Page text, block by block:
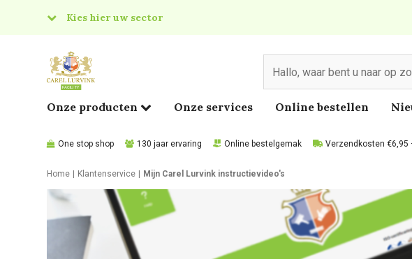
Kies hier uw sector
Food
Onze producten Onze services Online bestellen
One stop shop 130 jaar ervaring Online bestelgemak Verzendkosten €6,95
Home Klantenservice Mijn Carel Lurvink instructievideo's